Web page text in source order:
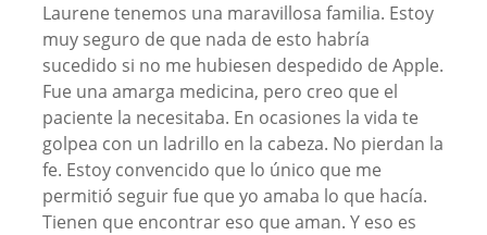
Laurene tenemos una maravillosa familia. Estoy
muy seguro de que nada de esto habría
sucedido si no me hubiesen despedido de Apple.
Fue una amarga medicina, pero creo que el
paciente la necesitaba. En ocasiones la vida te
golpea con un ladrillo en la cabeza. No pierdan la
fe. Estoy convencido que lo único que me
permitió seguir fue que yo amaba lo que hacía.
Tienen que encontrar eso que aman. Y eso es